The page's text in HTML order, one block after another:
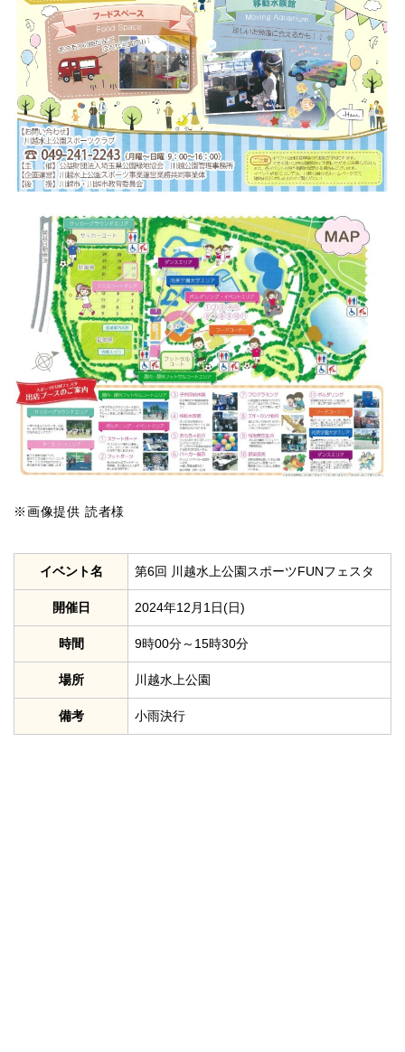
※画像提供 読者様
イベント名 第6回 川越水上公園スポーツFUNフェスタ
開催日 2024年12月1日(日)
時間 9時00分～15時30分
場所 川越水上公園
備考 小雨決行